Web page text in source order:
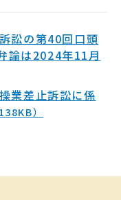
訟の第40回口頭
論は2024年11月
業差止訴訟に係
）